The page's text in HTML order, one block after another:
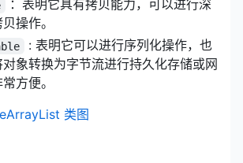
：表明它具有拷贝能力，可以进行深
操作。
: 表明它可以进行序列化操作，也
象转换为字节流进行持久化存储或网
方便。